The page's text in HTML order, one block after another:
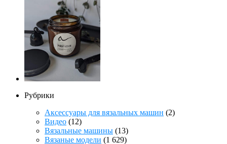
Рубрики
Аксессуары для вязальных машин (2)
Видео (12)
Вязальные машины (13)
Вязаные модели (1 629)